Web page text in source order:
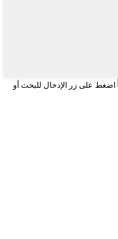
اضغط على زر الإدخال للبحث أو